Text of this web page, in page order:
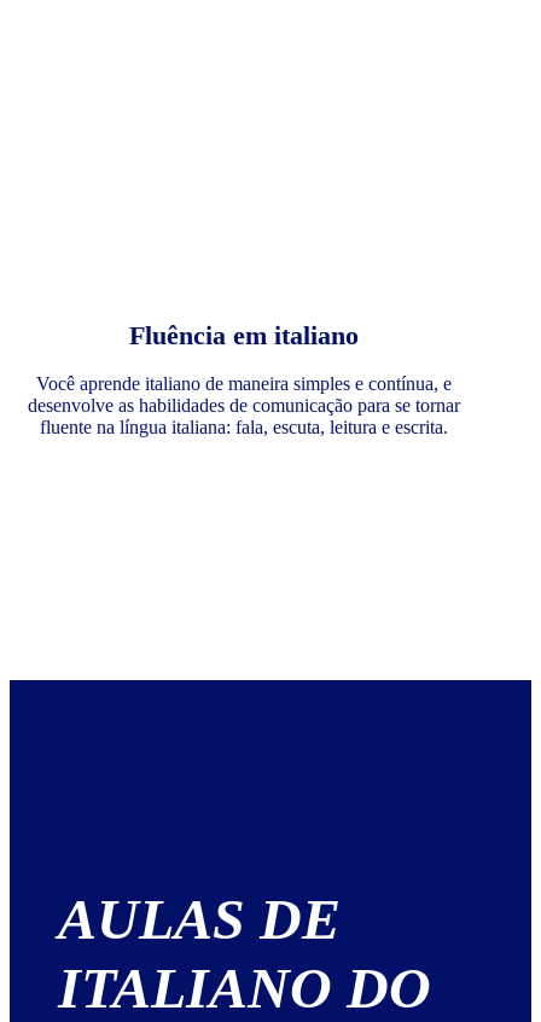
Fluência em italiano
Você aprende italiano de maneira simples e contínua, e
desenvolve as habilidades de comunicação para se tornar
fluente na língua italiana: fala, escuta, leitura e escrita.
AULAS DE
ITALIANO DO